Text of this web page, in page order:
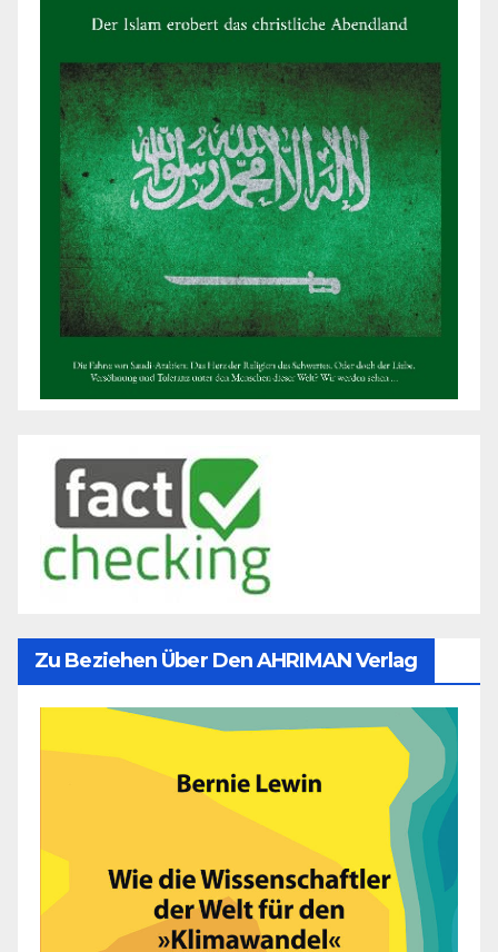
Zu Beziehen Über Den AHRIMAN Verlag